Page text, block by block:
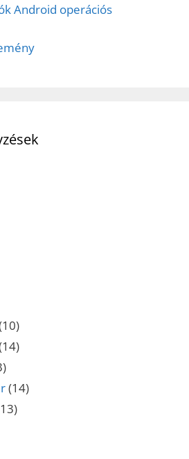
Android operációs
(14)